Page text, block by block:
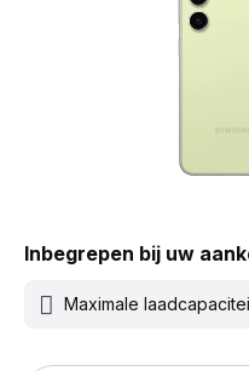
Inbegrepen bij uw
Maximale